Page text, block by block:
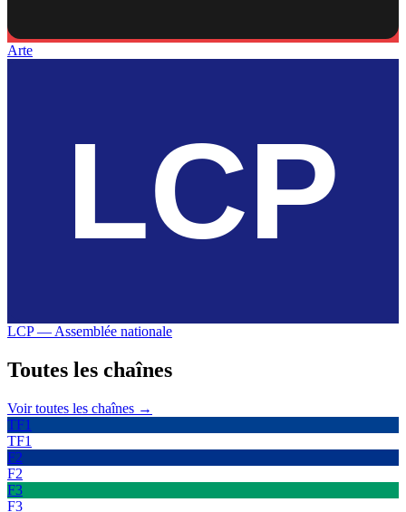
Arte
LCP — Assemblée nationale
Toutes les chaînes
Voir toutes les chaînes →
TF1
TF1
F2
F2
F3
F3